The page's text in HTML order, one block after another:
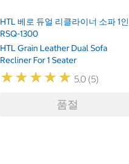
HTL 베로 듀얼 리클라이너 소파 1인
RSQ-1300
HTL Grain Leather Dual Sofa
Recliner For 1 Seater
★★★★★
★★★★★ 5.0 (5)
품절